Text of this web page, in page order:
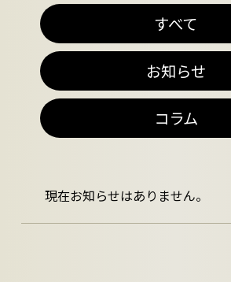
すべて
お知らせ
コラム
現在お知らせはありません。